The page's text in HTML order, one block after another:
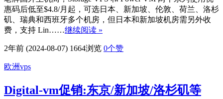
惠码后低至$4.8/月起，可选日本、新加坡、伦敦、荷兰、洛杉
矶、瑞典和西班牙多个机房，但日本和新加坡机房需另外收
费，支持 Lin……继续阅读 »
2年前 (2024-08-07) 1664浏览 0个赞
欧洲vps
Digital-vm促销:东京/新加坡/洛杉矶等